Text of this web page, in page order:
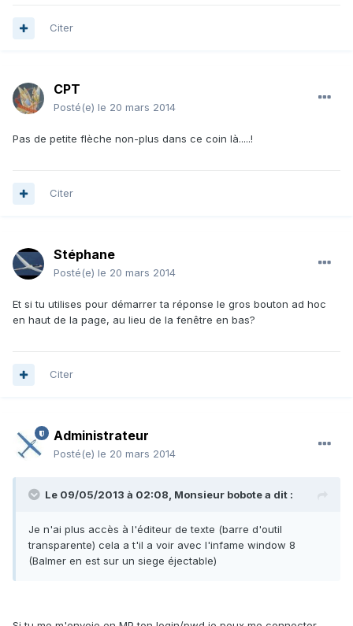
Citer
CPT
Posté(e) le 20 mars 2014
Pas de petite flèche non-plus dans ce coin là.....!
Citer
Stéphane
Posté(e) le 20 mars 2014
Et si tu utilises pour démarrer ta réponse le gros bouton ad hoc
en haut de la page, au lieu de la fenêtre en bas?
Citer
Administrateur
Posté(e) le 20 mars 2014
Le 09/05/2013 à 02:08, Monsieur bobote a dit :
Je n'ai plus accès à l'éditeur de texte (barre d'outil
transparente) cela a t'il a voir avec l'infame window 8
(Balmer en est sur un siege éjectable)